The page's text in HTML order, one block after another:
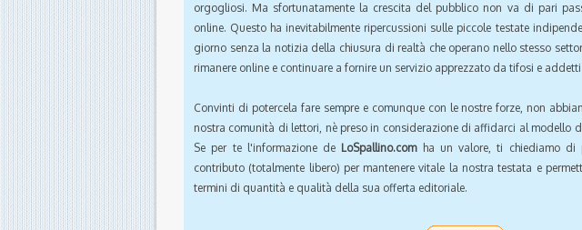
orgogliosi. Ma sfortunatamente la crescita del pubblico non va di pari
online. Questo ha inevitabilmente ripercussioni sulle piccole testate
giorno senza la notizia della chiusura di realtà che operano nello stesso
rimanere online e continuare a fornire un servizio apprezzato da tifosi e
Convinti di potercela fare sempre e comunque con le nostre forze, non
nostra comunità di lettori, nè preso in considerazione di affidarci al modello
Se per te l'informazione de LoSpallino.comha un valore, ti chiediamo di
contributo (totalmente libero) per mantenere vitale la nostra testata e
termini di quantità e qualità della sua offerta editoriale.